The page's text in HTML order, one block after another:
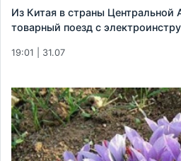
Из Китая в страны Центральной
товарный поезд с
19:01 | 31.07